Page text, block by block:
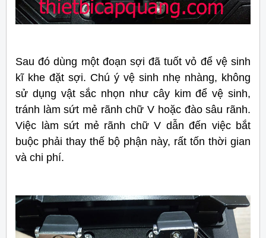
Sau đó dùng một đoạn sợi đã tuốt vỏ để vệ sinh
kĩ khe đặt sợi. Chú ý vệ sinh nhẹ nhàng, không
sử dụng vật sắc nhọn như cây kim để vệ sinh,
tránh làm sứt mẻ rãnh chữ V hoặc đào sâu rãnh.
Việc làm sứt mẻ rãnh chữ V dẫn đến việc bắt
buộc phải thay thế bộ phận này, rất tốn thời gian
và chi phí.